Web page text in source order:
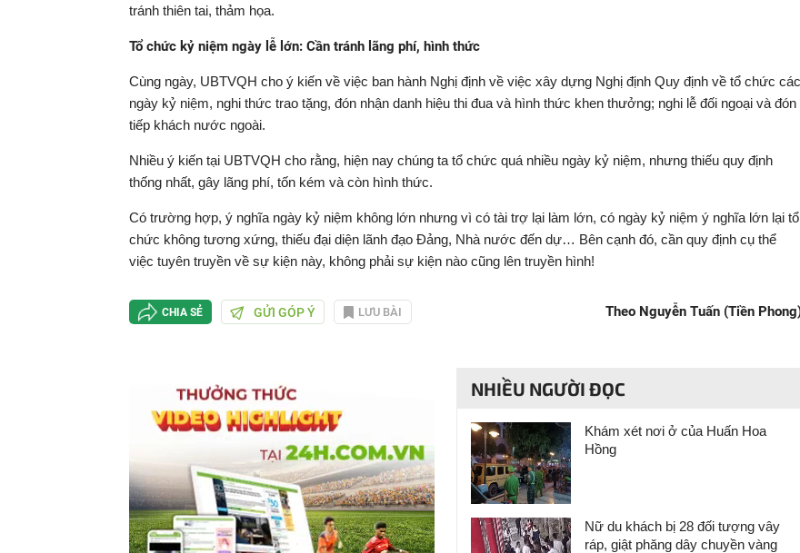
tránh thiên tai, thảm họa.
Tổ chức kỷ niệm ngày lễ lớn: Cần tránh lãng phí, hình thức
Cùng ngày, UBTVQH cho ý kiến về việc ban hành Nghị định về việc xây dựng Nghị định Quy định về tổ chức các
ngày kỷ niệm, nghi thức trao tặng, đón nhận danh hiệu thi đua và hình thức khen thưởng; nghi lễ đối ngoại và đón
tiếp khách nước ngoài.
Nhiều ý kiến tại UBTVQH cho rằng, hiện nay chúng ta tổ chức quá nhiều ngày kỷ niệm, nhưng thiếu quy định
thống nhất, gây lãng phí, tốn kém và còn hình thức.
Có trường hợp, ý nghĩa ngày kỷ niệm không lớn nhưng vì có tài trợ lại làm lớn, có ngày kỷ niệm ý nghĩa lớn lại tổ
chức không tương xứng, thiếu đại diện lãnh đạo Đảng, Nhà nước đến dự… Bên cạnh đó, cần quy định cụ thể
việc tuyên truyền về sự kiện này, không phải sự kiện nào cũng lên truyền hình!
CHIA SẺ GỬI GÓP Ý LƯU BÀI Theo Nguyễn Tuấn (Tiền
NHIỀU NGƯỜI ĐỌC
Khám xét nơi ở của Huấn Hoa
Hồng
Nữ du khách bị 28 đối tượng vây
ráp, giật phăng dây chuyền vàng